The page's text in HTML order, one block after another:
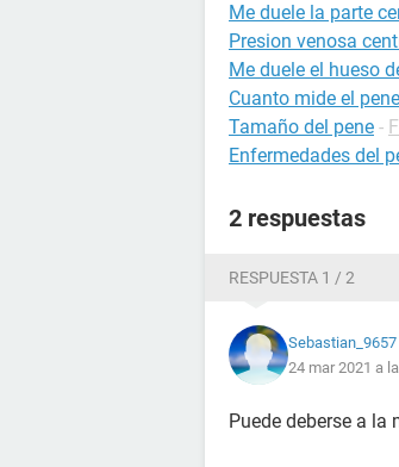
Me duele la parte
Presion venosa
Me duele el hueso
Cuanto mide el
Tamaño del pene -
Enfermedades del
2 respuestas
RESPUESTA 1 / 2
Sebastian_9657
24 mar 2021 a
Puede deberse a la